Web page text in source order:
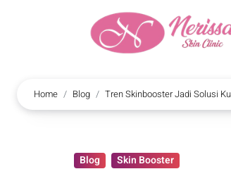
Home Blog Tren Skinbooster Jadi Solusi
Blog Skin Booster